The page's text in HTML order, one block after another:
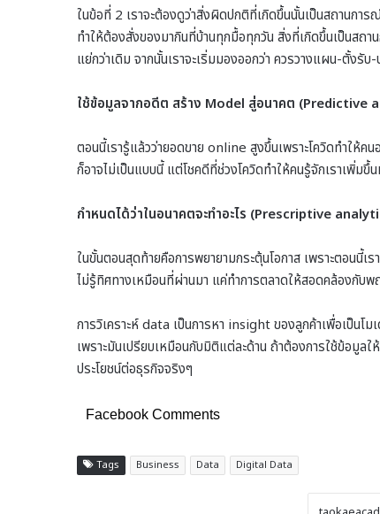
ในข้อที่ 2 เราจะต้องดูว่าสิ่งผิดปกติที่เกิดขึ้นนั้นเป็นสถานการ
ทำให้ต้องสั่งของมากินที่บ้านทุกมื้อทุกวัน สิ่งที่เกิดขึ้นเป็นสถ
แย่กว่าเดิม จากนั้นเราจะเริ่มมองออกว่า ควรวางแผน-ตั้งรับ
ใช้ข้อมูลจากอดีต สร้าง Model สู่อนาคต (Predictive
ตอนนี้เรารู้แล้วว่ายอดขาย online สูงขึ้นเพราะโควิดทำให้ค
ก็อาจไม่เป็นแบบนี้ แต่โชคดีที่ช่วงโควิดทำให้คนรู้จักเราเพิ่มขึ้
กำหนดได้ว่าในอนาคตจะทำอะไร (Prescriptive
ในขั้นตอนสุดท้ายคือการพยายามกระตุ้นโอกาส เพราะตอนนี้เ
ไม่รู้ทิศทางเหมือนที่ผ่านมา แค่ทำการตลาดให้สอดคล้องกับพ
การวิเคราะห์ data เป็นการหา insight ของลูกค้าเพื่อเป็นโ
เพราะมันเปรียบเหมือนกับมิติแต่ละด้าน ถ้าต้องการใช้ข้อมูล
ประโยชน์ต่อธุรกิจจริงๆ
Facebook Comments
Tags Business Data Digital Data